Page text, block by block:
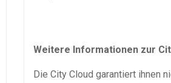
Weitere Informationen zur
Die City Cloud garantiert ihnen